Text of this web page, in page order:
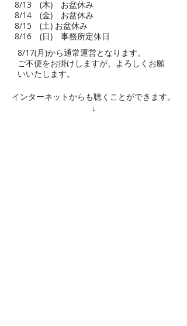
8/13 (木) お盆休み
8/14 (金) お盆休み
8/15 (土) お盆休み
8/16 (日) 事務所定休日
8/17(月)から通常運営となります。
ご不便をお掛けしますが、よろしくお願
いいたします。
​インターネットからも聴くことができます。
​↓